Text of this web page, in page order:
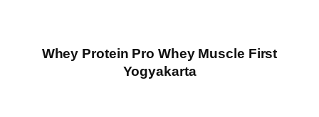
Whey Protein Pro Whey Muscle First
Yogyakarta